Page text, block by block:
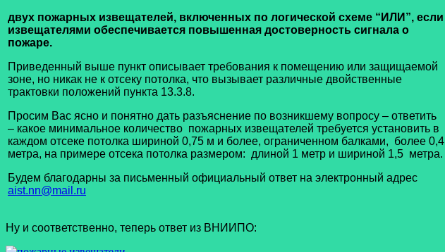
двух пожарных извещателей, включенных по логической схеме “ИЛИ”, если
извещателями обеспечивается повышенная достоверность сигнала о
пожаре.
Приведенный выше пункт описывает требования к помещению или защищаемой
зоне, но никак не к отсеку потолка, что вызывает различные двойственные
трактовки положений пункта 13.3.8.
Просим Вас ясно и понятно дать разъяснение по возникшему вопросу – ответить
– какое минимальное количество пожарных извещателей требуется установить в
каждом отсеке потолка шириной 0,75 м и более, ограниченном балками, более 0,4
метра, на примере отсека потолка размером: длиной 1 метр и шириной 1,5 метра.
Будем благодарны за письменный официальный ответ на электронный адрес
aist.nn@mail.ru
Ну и соответственно, теперь ответ из ВНИИПО: